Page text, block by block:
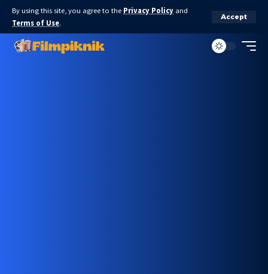
By using this site, you agree to the Privacy Policy and
Terms of Use.
Accept